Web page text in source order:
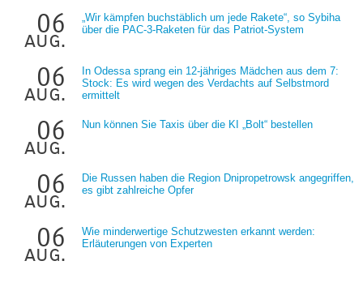
06
aug.
„Wir kämpfen buchstäblich um jede Rakete“, so Sybiha
über die PAC-3-Raketen für das Patriot-System
06
aug.
In Odessa sprang ein 12-jähriges Mädchen aus dem 7:
Stock: Es wird wegen des Verdachts auf Selbstmord
ermittelt
06
aug.
Nun können Sie Taxis über die KI „Bolt“ bestellen
06
aug.
Die Russen haben die Region Dnipropetrowsk angegriffen,
es gibt zahlreiche Opfer
06
aug.
Wie minderwertige Schutzwesten erkannt werden:
Erläuterungen von Experten